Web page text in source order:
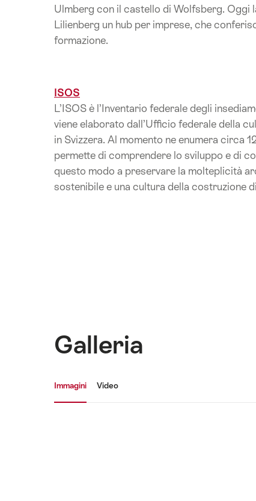
Ulmberg con il castello di Wolfsberg. Oggi
Lilienberg un hub per imprese, che
formazione.
ISOS
L’ISOS è l’Inventario federale degli
viene elaborato dall’Ufficio federale della
in Svizzera. Al momento ne enumera circa
permette di comprendere lo sviluppo e di
questo modo a preservare la molteplicità
sostenibile e una cultura della costruzione
Galleria
Immagini Video